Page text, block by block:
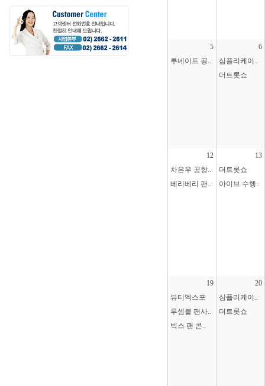
5
루네이트 공..
6
심플리케이..
더트롯쇼
12
차은우 공항..
베리베리 팬..
13
더트롯쇼
아이브 수행..
19
뷰티엑스포
루셈블 팬사..
빅스 팬 콘..
20
심플리케이..
더트롯쇼